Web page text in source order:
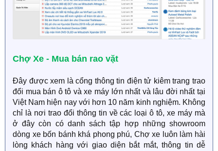
Chợ Xe - Mua bán rao vặt
Đây được xem là cổng thông tin điện tử kiêm trang trao
đổi mua bán ô tô và xe máy lớn nhất và lâu đời nhất tại
Việt Nam hiện nay với hơn 10 năm kinh nghiệm. Không
chỉ là nơi trao đổi thông tin về các loại ô tô, xe máy mà
ở đây còn có danh sách tập hợp những showroom
dòng xe bốn bánh khá phong phú, Chợ xe luôn làm hài
lòng khách hàng với giao diện bắt mắt, thông tin dễ